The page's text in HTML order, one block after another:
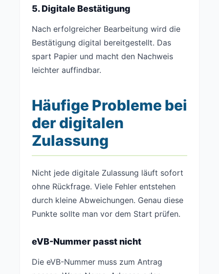
5. Digitale Bestätigung
Nach erfolgreicher Bearbeitung wird die
Bestätigung digital bereitgestellt. Das
spart Papier und macht den Nachweis
leichter auffindbar.
Häufige Probleme bei
der digitalen
Zulassung
Nicht jede digitale Zulassung läuft sofort
ohne Rückfrage. Viele Fehler entstehen
durch kleine Abweichungen. Genau diese
Punkte sollte man vor dem Start prüfen.
eVB-Nummer passt nicht
Die eVB-Nummer muss zum Antrag